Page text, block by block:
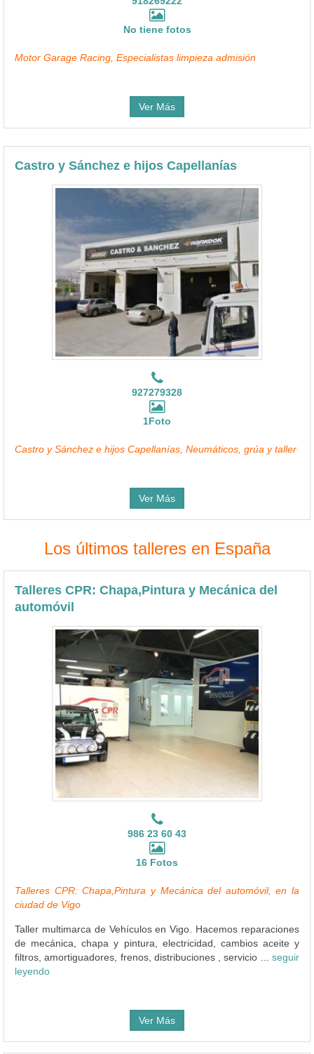
No tiene fotos
Motor Garage Racing, Especialistas limpieza admisión
Ver Más
Castro y Sánchez e hijos Capellanías
927279328
1Foto
Castro y Sánchez e hijos Capellanías, Neumáticos, grúa y taller
Ver Más
Los últimos talleres en España
Talleres CPR: Chapa,Pintura y Mecánica del
automóvil
986 23 60 43
16 Fotos
Talleres CPR: Chapa,Pintura y Mecánica del automóvil, en la
ciudad de Vigo
Taller multimarca de Vehículos en Vigo. Hacemos reparaciones
de mecánica, chapa y pintura, electricidad, cambios aceite y
filtros, amortiguadores, frenos, distribuciones , servicio ... seguir
leyendo
Ver Más